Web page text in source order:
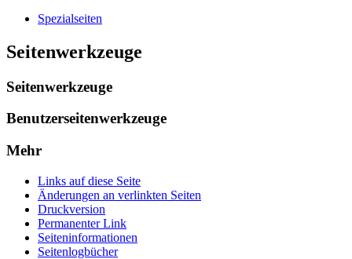
Spezialseiten
Seitenwerkzeuge
Seitenwerkzeuge
Benutzerseitenwerkzeuge
Mehr
Links auf diese Seite
Änderungen an verlinkten Seiten
Druckversion
Permanenter Link
Seiten­­informationen
Seitenlogbücher